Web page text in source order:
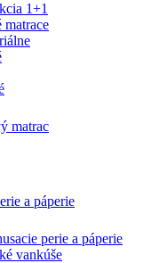
1+1
matrace
matrac
a páperie
perie a páperie
vankúše